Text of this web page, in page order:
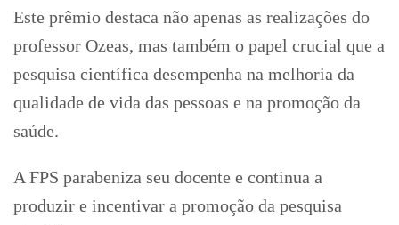
Este prêmio destaca não apenas as realizações do
professor Ozeas, mas também o papel crucial que a
pesquisa científica desempenha na melhoria da
qualidade de vida das pessoas e na promoção da
saúde.
A FPS parabeniza seu docente e continua a
produzir e incentivar a promoção da pesquisa